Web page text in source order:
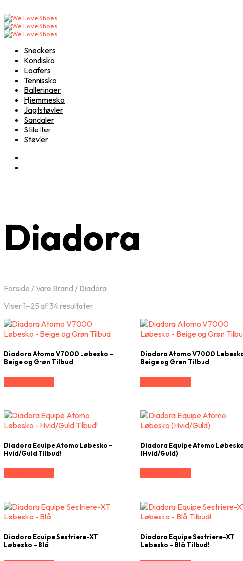
Sneakers
Kondisko
Loafers
Tennissko
Ballerinaer
Hjemmesko
Jagtstøvler
Sandaler
Stiletter
Støvler
Diadora
Forside /Vare Brand/ Diadora
Viser 1–25 af 34 resultater
Diadora Atomo V7000 Løbesko –
Beige og Grøn Tilbud
Diadora Atomo V7000
Beige og Grøn Tilbud
Diadora Equipe Atomo Løbesko –
Hvid/Guld Tilbud!
Diadora Equipe Atomo Løbesko
(Hvid/Guld)
Diadora Equipe Sestriere-XT
Løbesko – Blå
Diadora Equipe Sestriere-XT
Løbesko – Blå Tilbud!